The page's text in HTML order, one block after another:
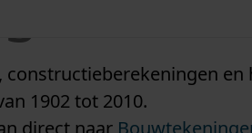
1902 tot 2010.